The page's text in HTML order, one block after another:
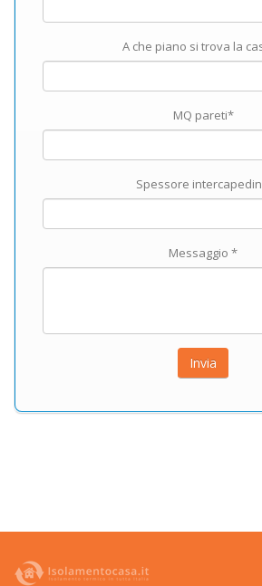
A che piano si trova la
MQ pareti*
Spessore
Messaggio *